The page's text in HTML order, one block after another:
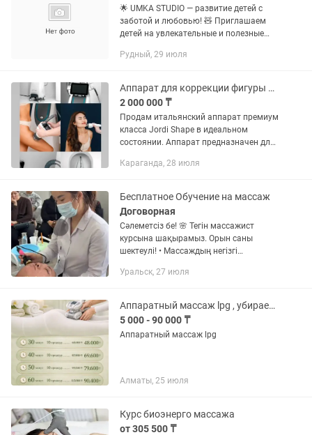
🌟 UMKA STUDIO — развитие детей с
заботой и любовью! 🧸 Приглашаем
детей на увлекательные и полезные
предлагаем: • Индивидуальные
Рудный, 29 июля
Аппарат для коррекции фигуры и лица.
2 000 000 ₸
Продам итальянский аппарат премиум
класса Jordi Shape в идеальном
состоянии. Аппарат предназначен для
функции, которые работают
Караганда, 28 июля
Бесплатное Обучение на массаж
Договорная
Сәлеметсіз бе! 🌸 Тегін массажист
курсына шақырамыз. Орын саны
шектеулі! • Массаждың негізгі
Сертификат алу мүмкіндігі Толығырақ
Уральск, 27 июля
Аппаратный массаж lpg , убирает целлюлит и оттеки , курс из 10 процедур
5 000 - 90 000 ₸
Аппаратный массаж lpg
Алматы, 25 июля
Курс биоэнерго массажа
от 305 500 ₸